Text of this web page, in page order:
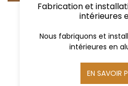
Fabrication et
intérieures
Nous fabriquons et
intérieures en
EN SAVOIR